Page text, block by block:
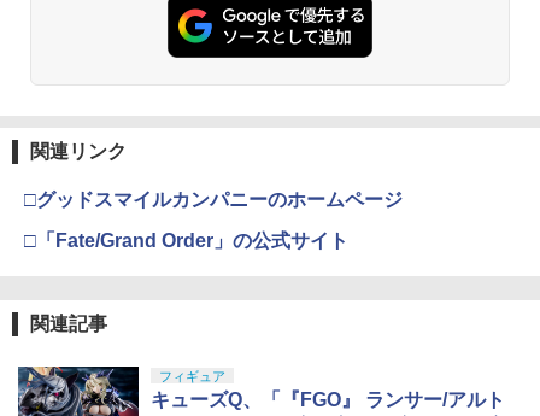
関連リンク
□グッドスマイルカンパニーのホームページ
□「Fate/Grand Order」の公式サイト
関連記事
フィギュア
キューズQ、「『FGO』 ランサー/アルト